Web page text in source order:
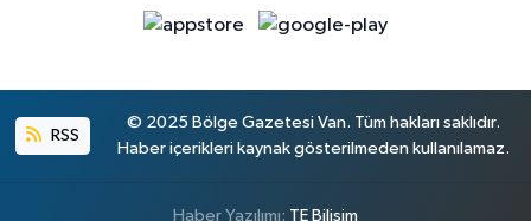
RSS
© 2025 Bölge Gazetesi Van. Tüm hakları saklıdır.
Haber içerikleri kaynak gösterilmeden kullanılamaz.
Haber Yazılımı: TE Bilişim